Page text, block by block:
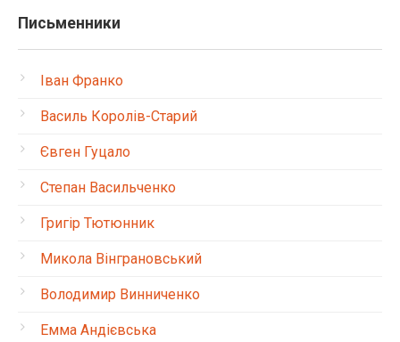
Письменники
Іван Франко
Василь Королів-Старий
Євген Гуцало
Степан Васильченко
Григір Тютюнник
Микола Вінграновський
Володимир Винниченко
Емма Андієвська